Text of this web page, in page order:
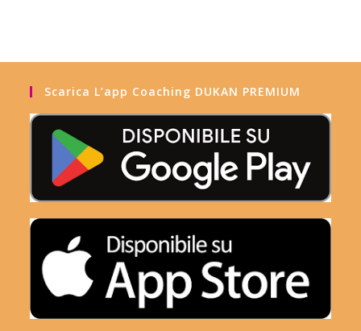
Scarica L’app Coaching DUKAN PREMIUM